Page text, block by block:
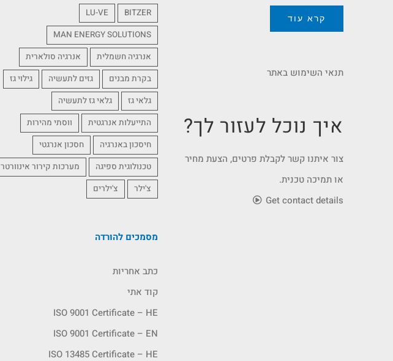
קרא עוד
תנאי השימוש באתר
איך נוכל לעזור לך?
צור איתנו קשר לקבלת פרטים, הצעת מחיר
או תמיכה טכנית.
Get contact details
BITZER
LU-VE
MAN ENERGY SOLUTIONS
אנרגיה חשמלית
אנרגיה סולארית
בקרת מבנים
גזים לתעשיה
גילוי גז
גלאי גז
גלאי גז לתעשיה
התייעלות אנרגטית
ווסתי מהירות
חיסכון באנרגיה
חסכון אנרגטי
טכנולוגית ספיגה
מערכות קירור אינוורטר
צ'ילר
צ'ילרים
מסמכים להורדה
כתב אחריות
קוד אתי
ISO 9001 Certificate – HE
ISO 9001 Certificate – EN
ISO 13485 Certificate – HE